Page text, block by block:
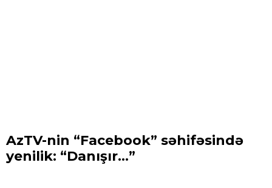
AzTV-nin “Facebook” səhifəsində
yenilik: “Danışır...”